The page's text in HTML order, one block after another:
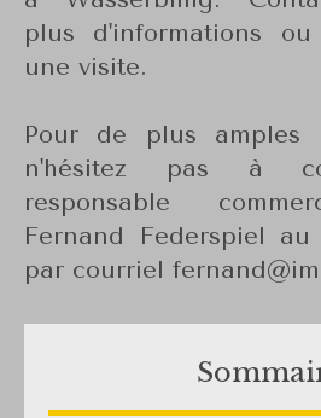
plus d'informations
une visite.
Pour de plus amples
n'hésitez pas à
responsable
Fernand Federspiel au
par courriel